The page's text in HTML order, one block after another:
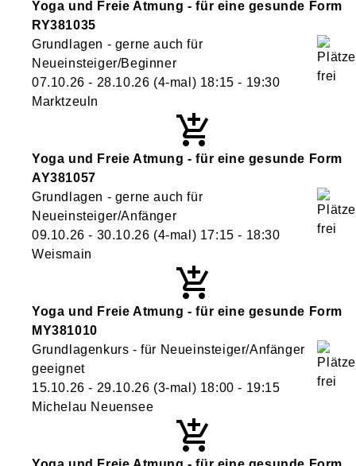
Yoga und Freie Atmung - für eine gesunde Form
RY381035
Grundlagen - gerne auch für
Neueinsteiger/Beginner
07.10.26 - 28.10.26 (4-mal) 18:15 - 19:30
Marktzeuln
Yoga und Freie Atmung - für eine gesunde Form
AY381057
Grundlagen - gerne auch für
Neueinsteiger/Anfänger
09.10.26 - 30.10.26 (4-mal) 17:15 - 18:30
Weismain
Yoga und Freie Atmung - für eine gesunde Form
MY381010
Grundlagenkurs - für Neueinsteiger/Anfänger
geeignet
15.10.26 - 29.10.26 (3-mal) 18:00 - 19:15
Michelau Neuensee